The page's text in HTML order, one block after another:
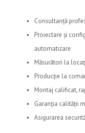
Consultanță
Proiectare și
automatizare
Măsurători la
Producție la
Montaj calificat,
Garanția calității
Asigurarea